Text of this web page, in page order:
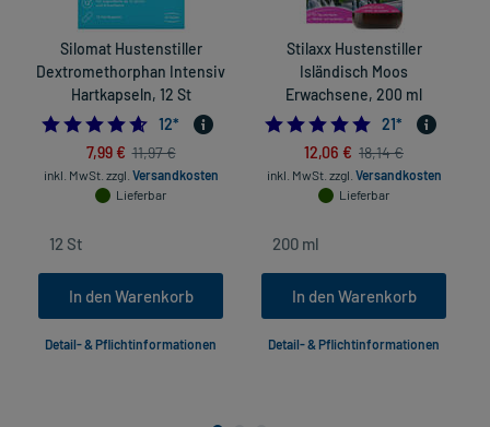
Silomat Hustenstiller
Dextromethorphan Intensiv
Hartkapseln, 12 St
4.583333333333333
12*
7,99 € 11,97 €
inkl. MwSt. zzgl. Versandkosten
Lieferbar
In den Warenkorb
Detail- & Pflichtinformationen
Stilaxx Hustenstiller
Isländisch Moos
Erwachsene, 200 ml
5.0
21*
12,06 € 18,14 €
inkl. MwSt. zzgl. Versandkosten
Lieferbar
In den Warenkorb
Detail- & Pflichtinformationen